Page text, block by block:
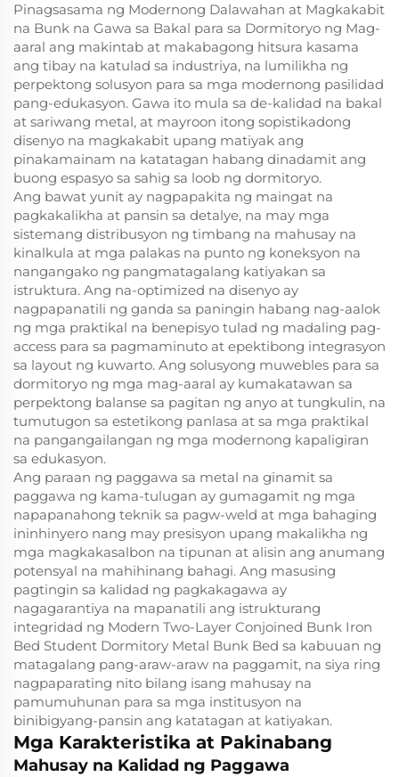
Pinagsasama ng Modernong Dalawahan at Magkakabit
na Bunk na Gawa sa Bakal para sa Dormitoryo ng Mag-
aaral ang makintab at makabagong hitsura kasama
ang tibay na katulad sa industriya, na lumilikha ng
perpektong solusyon para sa mga modernong pasilidad
pang-edukasyon. Gawa ito mula sa de-kalidad na bakal
at sariwang metal, at mayroon itong sopistikadong
disenyo na magkakabit upang matiyak ang
pinakamainam na katatagan habang dinadamit ang
buong espasyo sa sahig sa loob ng dormitoryo.
Ang bawat yunit ay nagpapakita ng maingat na
pagkakalikha at pansin sa detalye, na may mga
sistemang distribusyon ng timbang na mahusay na
kinalkula at mga palakas na punto ng koneksyon na
nangangako ng pangmatagalang katiyakan sa
istruktura. Ang na-optimized na disenyo ay
nagpapanatili ng ganda sa paningin habang nag-aalok
ng mga praktikal na benepisyo tulad ng madaling pag-
access para sa pagmaminuto at epektibong integrasyon
sa layout ng kuwarto. Ang solusyong muwebles para sa
dormitoryo ng mga mag-aaral ay kumakatawan sa
perpektong balanse sa pagitan ng anyo at tungkulin, na
tumutugon sa estetikong panlasa at sa mga praktikal
na pangangailangan ng mga modernong kapaligiran
sa edukasyon.
Ang paraan ng paggawa sa metal na ginamit sa
paggawa ng kama-tulugan ay gumagamit ng mga
napapanahong teknik sa pagw-weld at mga bahaging
ininhinyero nang may presisyon upang makalikha ng
mga magkakasalbon na tipunan at alisin ang anumang
potensyal na mahihinang bahagi. Ang masusing
pagtingin sa kalidad ng pagkakagawa ay
nagagarantiya na mapanatili ang istrukturang
integridad ng Modern Two-Layer Conjoined Bunk Iron
Bed Student Dormitory Metal Bunk Bed sa kabuuan ng
matagalang pang-araw-araw na paggamit, na siya ring
nagpaparating nito bilang isang mahusay na
pamumuhunan para sa mga institusyon na
binibigyang-pansin ang katatagan at katiyakan.
Mga Karakteristika at Pakinabang
Mahusay na Kalidad ng Paggawa